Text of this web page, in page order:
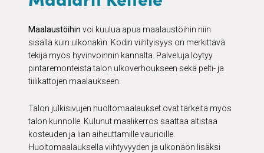
Maalaustöihin voi kuulua apua maalaustöihin niin
sisällä kuin ulkonakin. Kodin viihtyisyys on merkittävä
tekijä myös hyvinvoinnin kannalta. Palveluja löytyy
pintaremonteista talon ulkoverhoukseen sekä pelti- ja
tiilikattojen maalaukseen.
Talon julkisivujen huoltomaalaukset ovat tärkeitä myös
talon kunnolle. Kulunut maalikerros saattaa altistaa
kosteuden ja lian aiheuttamille vaurioille.
Huoltomaalauksella viihtyvyyden ja ulkonäön lisäksi